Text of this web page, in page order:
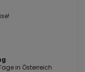
in Österreich